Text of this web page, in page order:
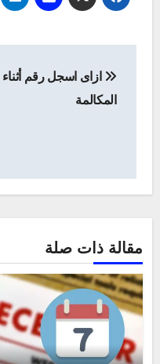
المقالات
ازاى اسجل رقم أثناء
المكالمة
مقالة ذات صلة